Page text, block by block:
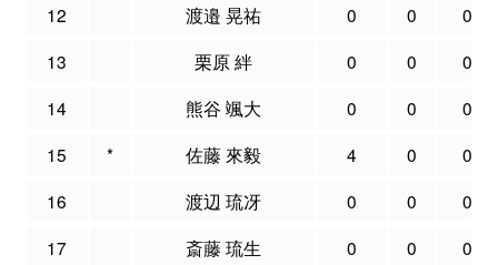
12
渡邉 晃祐 0 0
0
13
栗原 絆 0 0
0
14
熊谷 颯大 0 0
0
15
* 佐藤 來毅 4 0
0
16
渡辺 琉冴 0 0
0
17
斎藤 琉生 0 0
0